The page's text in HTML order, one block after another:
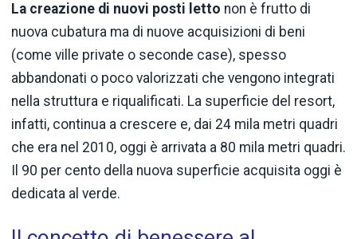
La creazione di nuovi posti letto non è frutto di
nuova cubatura ma di nuove acquisizioni di beni
(come ville private o seconde case), spesso
abbandonati o poco valorizzati che vengono integrati
nella struttura e riqualificati. La superficie del resort,
infatti, continua a crescere e, dai 24 mila metri quadri
che era nel 2010, oggi è arrivata a 80 mila metri quadri.
Il 90 per cento della nuova superficie acquisita oggi è
dedicata al verde.